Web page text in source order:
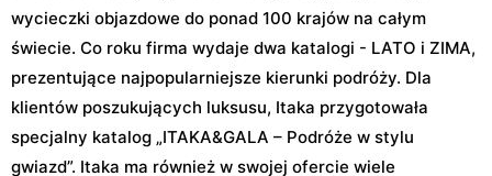
wycieczki objazdowe do ponad 100 krajów na całym
świecie. Co roku firma wydaje dwa katalogi - LATO i ZIMA,
prezentujące najpopularniejsze kierunki podróży. Dla
klientów poszukujących luksusu, Itaka przygotowała
specjalny katalog „ITAKA&GALA – Podróże w stylu
gwiazd”. Itaka ma również w swojej ofercie wiele